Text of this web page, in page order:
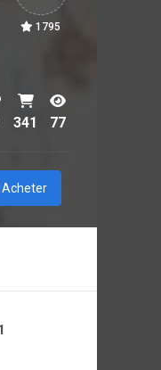
1795
341 77
Acheter